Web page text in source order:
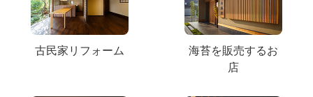
古民家リフォーム
海苔を販売するお
店